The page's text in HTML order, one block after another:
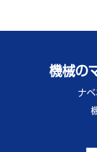
機械の
ナベ